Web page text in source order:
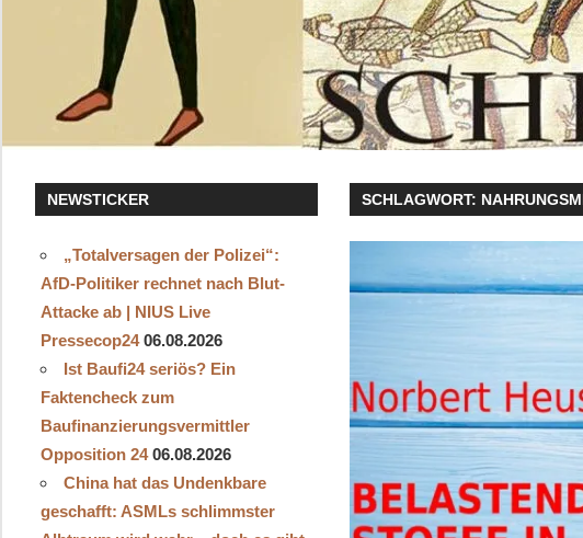
SCHLAGWORT:
NEWSTICKER
„Totalversagen der Polizei“:
AfD-Politiker rechnet nach Blut-
Attacke ab | NIUS Live
Pressecop24 06.08.2026
Ist Baufi24 seriös? Ein
Faktencheck zum
Baufinanzierungsvermittler
Opposition 24 06.08.2026
China hat das Undenkbare
geschafft: ASMLs schlimmster